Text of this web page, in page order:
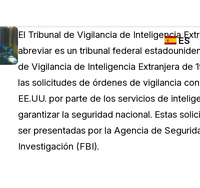
Soluciones
FUNCIONES DE
TRANSCRIPCIÓN
Y TRADUCCIÓN
DE CASEGUARD
Redacción de
de notas y más con un solo
Search
ES
El Tribunal de Vigilancia de Inteligencia
abreviar es un tribunal federal
de Vigilancia de Inteligencia Extranjera de
las solicitudes de órdenes de vigilancia
EE.UU. por parte de los servicios de
garantizar la seguridad nacional. Estas
ser presentadas por la Agencia de
Investigación (FBI).